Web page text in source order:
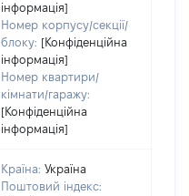
інформація]
Номер корпусу/секції/
блоку: [Конфіденційна
інформація]
Номер квартири/
кімнати/гаражу:
[Конфіденційна
інформація]
Країна: Україна
Поштовий індекс: